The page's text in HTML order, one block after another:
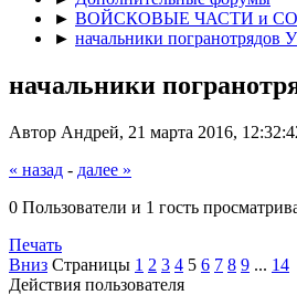
► ВОЙСКОВЫЕ ЧАСТИ и
► начальники
начальники
Автор Андрей, 21 марта 2016,
« назад - далее »
0 Пользователи и 1 гость
Печать
Вниз Страницы 1 2 3 4 5 6 7 8 9 ... 14
Действия пользователя